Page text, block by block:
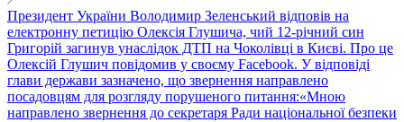
Президент України Володимир Зеленський відповів на
електронну петицію Олексія Глушича, чий 12-річний син
Григорій загинув унаслідок ДТП на Чоколівці в Києві. Про це
Олексій Глушич повідомив у своєму Facebook. У відповіді
глави держави зазначено, що звернення направлено
посадовцям для розгляду порушеного питання:«Мною
направлено звернення до секретаря Ради національної безпеки